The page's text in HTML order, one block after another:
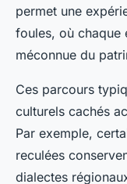
permet une
foules, où chaque
méconnue du
Ces parcours
culturels cachés
Par exemple,
reculées
dialectes